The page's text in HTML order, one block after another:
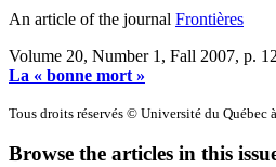
An article of the journal Frontières
Volume 20, Number 1, Fall 2007, p.
La « bonne mort »
Tous droits réservés © Université du Québec
Browse the articles in this